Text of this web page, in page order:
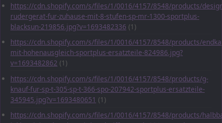
https://cdn.shopify.com/s/files/1/0016/4157/8548/products/
rudergerat-fur-zuhause-mit-8-stufen-sp-mr-1300-sportplus-
blacksun-219856.jpg?v=1693482336 (1)
https://cdn.shopify.com/s/files/1/0016/4157/8548/products/
mit-hohenausgleich-sportplus-ersatzteile-824986.jpg?
v=1693482862 (1)
https://cdn.shopify.com/s/files/1/0016/4157/8548/products/g-
knauf-fur-sp-t-305-sp-t-366-spo-207942-sportplus-ersatzteile-
345945.jpg?v=1693480651 (1)
https://cdn.shopify.com/s/files/1/0016/4157/8548/products/